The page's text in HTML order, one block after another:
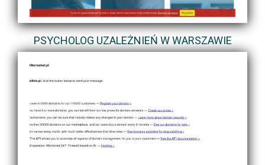
PSYCHOLOG UZALEŻNIEŃ W WARSZAWIE